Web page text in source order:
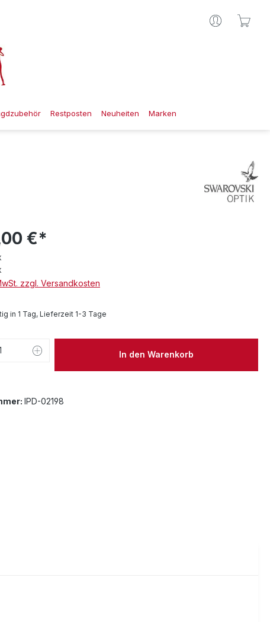
Restposten Neuheiten Marken
€*
zzgl. Versandkosten
in 1 Tag, Lieferzeit 1-3 Tage
Anzahl: Gib den gewünschten Wert
In den Warenkorb
IPD-02198